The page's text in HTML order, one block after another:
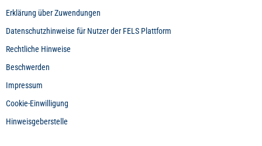
Erklärung über Zuwendungen
Datenschutzhinweise für Nutzer der FELS Plattform
Rechtliche Hinweise
Beschwerden
Impressum
Cookie-Einwilligung
Hinweisgeberstelle